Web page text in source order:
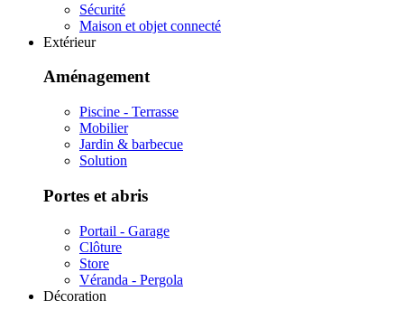
Sécurité
Maison et objet connecté
Extérieur
Aménagement
Piscine - Terrasse
Mobilier
Jardin & barbecue
Solution
Portes et abris
Portail - Garage
Clôture
Store
Véranda - Pergola
Décoration